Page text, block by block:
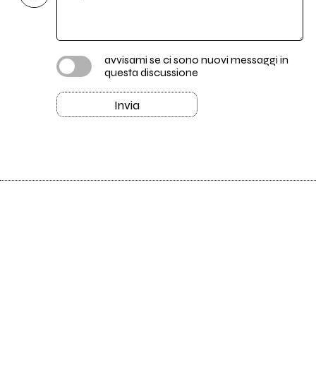
avvisami se ci sono nuovi messaggi in
questa discussione
Invia